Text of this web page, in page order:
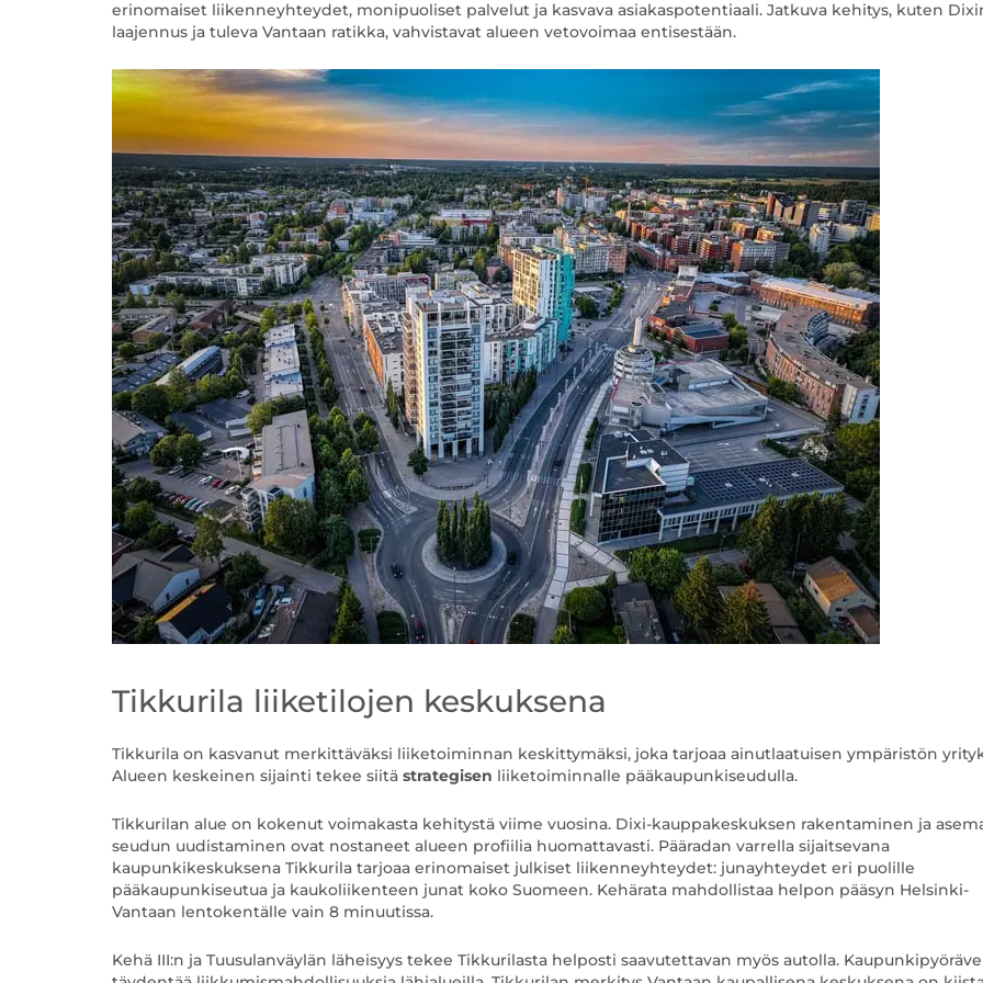
erinomaiset liikenneyhteydet, monipuoliset palvelut ja kasvava asiakaspotentiaali. Jatkuva kehitys, kuten
laajennus ja tuleva Vantaan ratikka, vahvistavat alueen vetovoimaa entisestään.
Tikkurila liiketilojen keskuksena
Tikkurila on kasvanut merkittäväksi liiketoiminnan keskittymäksi, joka tarjoaa ainutlaatuisen ympäristön
Alueen keskeinen sijainti tekee siitä strategisen liiketoiminnalle pääkaupunkiseudulla.
Tikkurilan alue on kokenut voimakasta kehitystä viime vuosina. Dixi-kauppakeskuksen rakentaminen ja
seudun uudistaminen ovat nostaneet alueen profiilia huomattavasti. Pääradan varrella sijaitsevana
kaupunkikeskuksena Tikkurila tarjoaa erinomaiset julkiset liikenneyhteydet: junayhteydet eri puolille
pääkaupunkiseutua ja kaukoliikenteen junat koko Suomeen. Kehärata mahdollistaa helpon pääsyn Helsinki-
Vantaan lentokentälle vain 8 minuutissa.
Kehä III:n ja Tuusulanväylän läheisyys tekee Tikkurilasta helposti saavutettavan myös autolla.